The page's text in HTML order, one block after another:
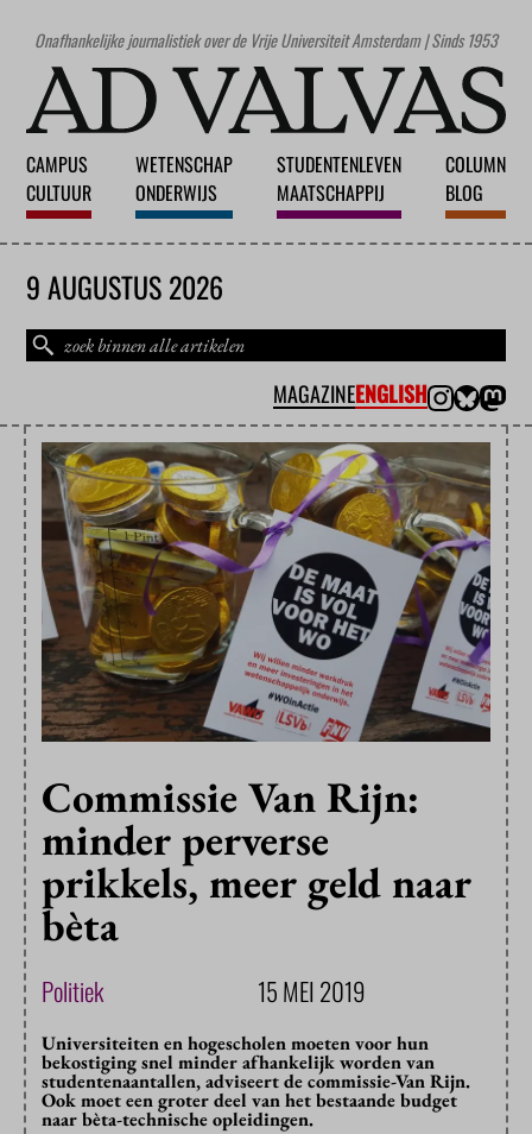
Onafhankelijke journalistiek over de Vrije Universiteit Amsterdam | Sinds 1953
CAMPUS
CULTUUR
WETENSCHAP
ONDERWIJS
STUDENTENLEVEN
MAATSCHAPPIJ
COLUMN
BLOG
9 AUGUSTUS 2026
MAGAZINEENGLISH
Commissie Van Rijn:
minder perverse
prikkels, meer geld naar
bèta
Politiek 15 MEI 2019
Universiteiten en hogescholen moeten voor hun
bekostiging snel minder afhankelijk worden van
studentenaantallen, adviseert de commissie-Van Rijn.
Ook moet een groter deel van het bestaande budget
naar bèta-technische opleidingen.